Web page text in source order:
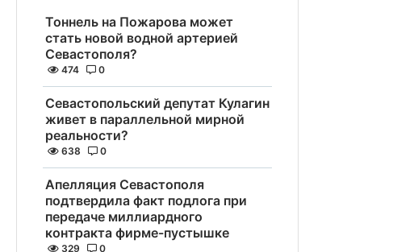
Тоннель на Пожарова может
стать новой водной артерией
Севастополя?
474 0
Севастопольский депутат Кулагин
живет в параллельной мирной
реальности?
638 0
Апелляция Севастополя
подтвердила факт подлога при
передаче миллиардного
контракта фирме-пустышке
329 0